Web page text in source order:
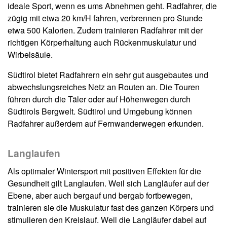
ideale Sport, wenn es ums Abnehmen geht. Radfahrer, die
zügig mit etwa 20 km/H fahren, verbrennen pro Stunde
etwa 500 Kalorien. Zudem trainieren Radfahrer mit der
richtigen Körperhaltung auch Rückenmuskulatur und
Wirbelsäule.
Südtirol bietet Radfahrern ein sehr gut ausgebautes und
abwechslungsreiches Netz an Routen an. Die Touren
führen durch die Täler oder auf Höhenwegen durch
Südtirols Bergwelt. Südtirol und Umgebung können
Radfahrer außerdem auf Fernwanderwegen erkunden.
Langlaufen
Als optimaler Wintersport mit positiven Effekten für die
Gesundheit gilt Langlaufen. Weil sich Langläufer auf der
Ebene, aber auch bergauf und bergab fortbewegen,
trainieren sie die Muskulatur fast des ganzen Körpers und
stimulieren den Kreislauf. Weil die Langläufer dabei auf